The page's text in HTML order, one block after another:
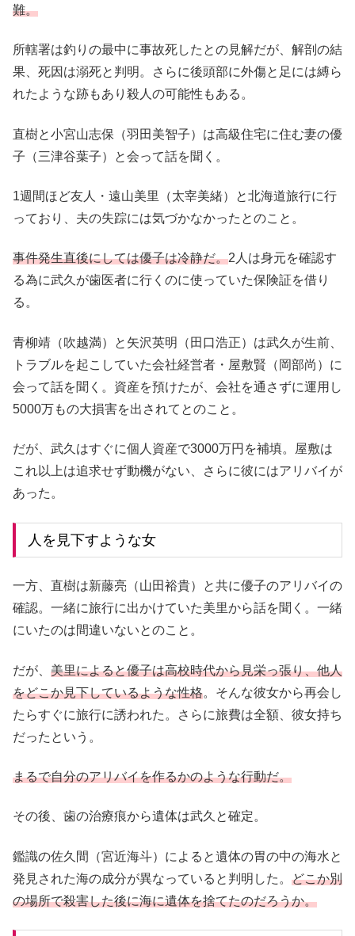
難。
所轄署は釣りの最中に事故死したとの見解だが、解剖の結
果、死因は溺死と判明。さらに後頭部に外傷と足には縛ら
れたような跡もあり殺人の可能性もある。
直樹と小宮山志保（羽田美智子）は高級住宅に住む妻の優
子（三津谷葉子）と会って話を聞く。
1週間ほど友人・遠山美里（太宰美緒）と北海道旅行に行
っており、夫の失踪には気づかなかったとのこと。
事件発生直後にしては優子は冷静だ。2人は身元を確認す
る為に武久が歯医者に行くのに使っていた保険証を借り
る。
青柳靖（吹越満）と矢沢英明（田口浩正）は武久が生前、
トラブルを起こしていた会社経営者・屋敷賢（岡部尚）に
会って話を聞く。資産を預けたが、会社を通さずに運用し
5000万もの大損害を出されてとのこと。
だが、武久はすぐに個人資産で3000万円を補填。屋敷は
これ以上は追求せず動機がない、さらに彼にはアリバイが
あった。
人を見下すような女
一方、直樹は新藤亮（山田裕貴）と共に優子のアリバイの
確認。一緒に旅行に出かけていた美里から話を聞く。一緒
にいたのは間違いないとのこと。
だが、 美里によると優子は高校時代から見栄っ張り、他人
をどこか見下しているような性格。そんな彼女から再会し
たらすぐに旅行に誘われた。さらに旅費は全額、彼女持ち
だったという。
まるで自分のアリバイを作るかのような行動だ。
その後、歯の治療痕から遺体は武久と確定。
鑑識の佐久間（宮近海斗）によると遺体の胃の中の海水と
発見された海の成分が異なっていると判明した。 どこか別
の場所で殺害した後に海に遺体を捨てたのだろうか。